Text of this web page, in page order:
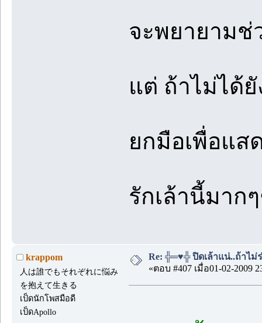
จะพยายามช่
แต่ ถ้าไม่ได้
ยกมือเพื่อแส
รักเล้านี้มาก
krappom
人は誰でもそれぞれに悩み
を抱えて生きる
เป็ดนักโพสมือดี
เป็ดApollo
Re: ╬═♥╬ ปิดเล้าแน่..ถ้าไ
«ตอบ #407 เมื่อ01-02-2009